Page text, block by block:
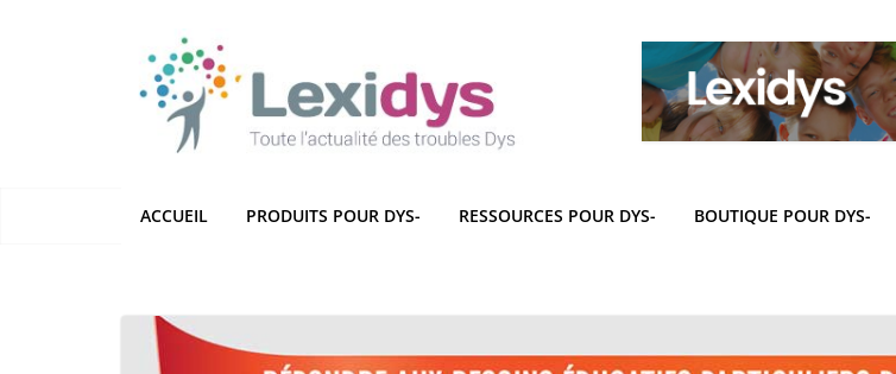
ACCUEIL PRODUITS POUR DYS- RESSOURCES POUR DYS- BOUTIQUE POUR DYS-